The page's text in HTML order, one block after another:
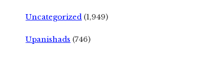
Uncategorized (1,949)
Upanishads (746)